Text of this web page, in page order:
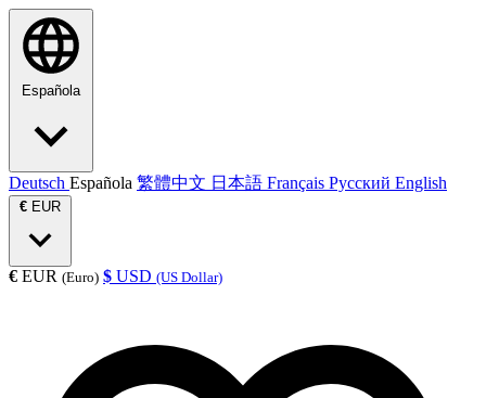
Española
Deutsch Española 繁體中文 日本語 Français Русский English
€ EUR
€ EUR (Euro) $ USD (US Dollar)